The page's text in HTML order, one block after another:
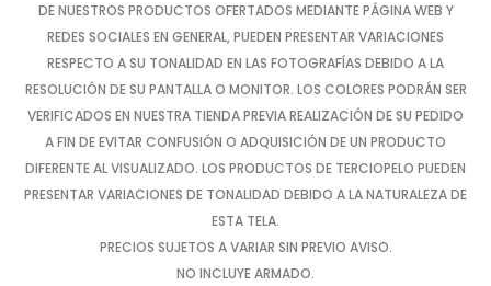
DE NUESTROS PRODUCTOS OFERTADOS MEDIANTE PÁGINA WEB Y
REDES SOCIALES EN GENERAL, PUEDEN PRESENTAR VARIACIONES
RESPECTO A SU TONALIDAD EN LAS FOTOGRAFÍAS DEBIDO A LA
RESOLUCIÓN DE SU PANTALLA O MONITOR. LOS COLORES PODRÁN SER
VERIFICADOS EN NUESTRA TIENDA PREVIA REALIZACIÓN DE SU PEDIDO
A FIN DE EVITAR CONFUSIÓN O ADQUISICIÓN DE UN PRODUCTO
DIFERENTE AL VISUALIZADO. LOS PRODUCTOS DE TERCIOPELO PUEDEN
PRESENTAR VARIACIONES DE TONALIDAD DEBIDO A LA NATURALEZA DE
ESTA TELA.
PRECIOS SUJETOS A VARIAR SIN PREVIO AVISO.
NO INCLUYE ARMADO.